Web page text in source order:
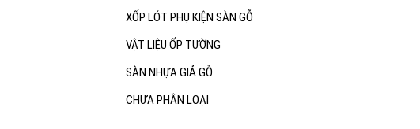
XỐP LÓT PHỤ KIỆN SÀN GỖ
VẬT LIỆU ỐP TƯỜNG
SÀN NHỰA GIẢ GỖ
CHƯA PHÂN LOẠI